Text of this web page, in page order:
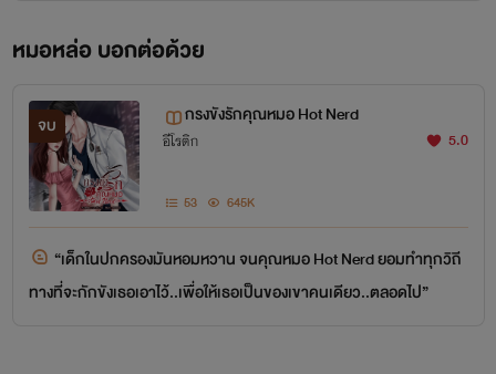
หมอหล่อ บอกต่อด้วย
จบ กรงขังรักคุณหมอ Hot Nerd
อีโรติก 5.0
53 645K
“เด็กในปกครองมันหอมหวาน จนคุณหมอ Hot Nerd ยอมทำทุกวิถี
ทางที่จะกักขังเธอเอาไว้..เพื่อให้เธอเป็นของเขาคนเดียว..ตลอดไป”